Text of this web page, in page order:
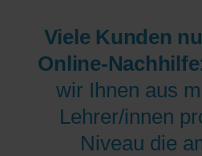
Viele Kunden
Online-Nachhilfe
wir Ihnen aus
Lehrer/innen
Niveau die